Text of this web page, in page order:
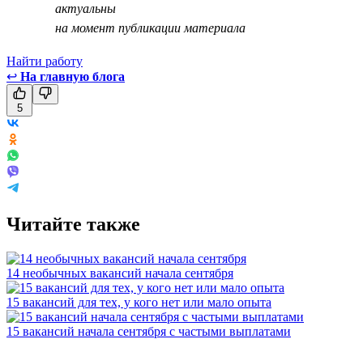
актуальны
на момент публикации материала
Найти работу
↩ На главную блога
5
Читайте также
14 необычных вакансий начала сентября
15 вакансий для тех, у кого нет или мало опыта
15 вакансий начала сентября с частыми выплатами